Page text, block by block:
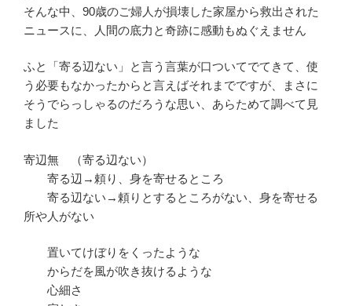
そんな中、90歳のご婦人が損壊した家屋から救出された
ニュースに、人間の底力と奇跡に感動もぬぐえません
ふと「寄る辺ない」と言う言葉が口ついてでてきて、使
う必要もなかったからと言えばそれまでですが、まさに
そうでらっしゃるのだろうな思い、あらためて調べて見
ました
寄辺無 （寄る辺ない）
寄る辺→頼り、身を寄せるところ
寄る辺ない→頼りとするところがない、身を寄せる
所や人がない
置いてけぼりをくったような
からだを風が吹き抜けるような
心細さ